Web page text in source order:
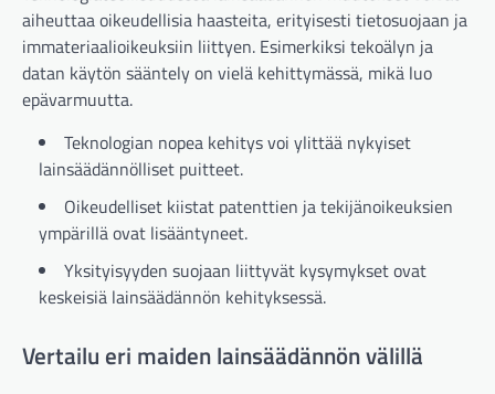
aiheuttaa oikeudellisia haasteita, erityisesti tietosuojaan ja
immateriaalioikeuksiin liittyen. Esimerkiksi tekoälyn ja
datan käytön sääntely on vielä kehittymässä, mikä luo
epävarmuutta.
Teknologian nopea kehitys voi ylittää nykyiset
lainsäädännölliset puitteet.
Oikeudelliset kiistat patenttien ja tekijänoikeuksien
ympärillä ovat lisääntyneet.
Yksityisyyden suojaan liittyvät kysymykset ovat
keskeisiä lainsäädännön kehityksessä.
Vertailu eri maiden lainsäädännön välillä